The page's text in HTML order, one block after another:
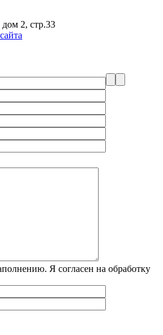
2, стр.33
Я согласен на обработку